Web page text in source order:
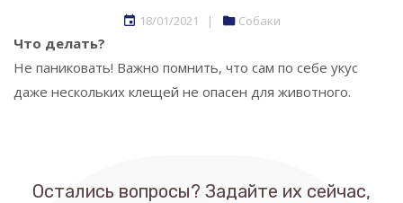
18/01/2021 | Собаки
Что делать?
Не паниковать! Важно помнить, что сам по себе укус
даже нескольких клещей не опасен для животного.
Остались вопросы? Задайте их сейчас,